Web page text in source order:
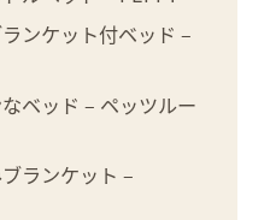
ンケット付ベッド –
ベッド – ペッツルー
ランケット –